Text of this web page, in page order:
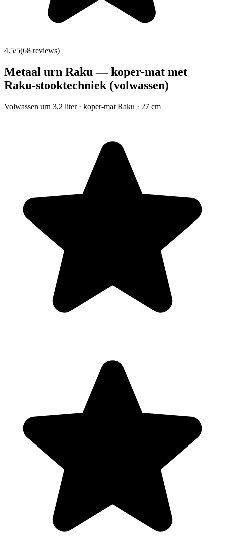
4.5/5(68 reviews)
Metaal urn Raku — koper-mat met
Raku-stooktechniek (volwassen)
Volwassen urn 3,2 liter · koper-mat Raku · 27 cm